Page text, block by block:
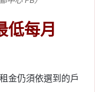
低每月
金仍須依選到的戶